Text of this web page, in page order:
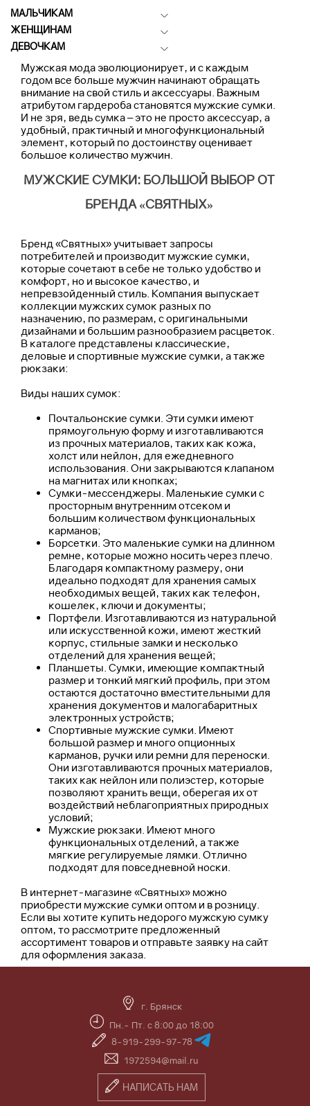
МАЛЬЧИКАМ
ЖЕНЩИНАМ
ДЕВОЧКАМ
Мужская мода эволюционирует, и с каждым
годом все больше мужчин начинают обращать
внимание на свой стиль и аксессуары. Важным
атрибутом гардероба становятся мужские сумки.
И не зря, ведь сумка – это не просто аксессуар, а
удобный, практичный и многофункциональный
элемент, который по достоинству оценивает
большое количество мужчин.
МУЖСКИЕ СУМКИ: БОЛЬШОЙ ВЫБОР ОТ
БРЕНДА «СВЯТНЫХ»
Бренд «Святных» учитывает запросы
потребителей и производит мужские сумки,
которые сочетают в себе не только удобство и
комфорт, но и высокое качество, и
непревзойденный стиль. Компания выпускает
коллекции мужских сумок разных по
назначению, по размерам, с оригинальными
дизайнами и большим разнообразием расцветок.
В каталоге представлены классические,
деловые и спортивные мужские сумки, а также
рюкзаки:
Виды наших сумок:
Почтальонские сумки. Эти сумки имеют
прямоугольную форму и изготавливаются
из прочных материалов, таких как кожа,
холст или нейлон, для ежедневного
использования. Они закрываются клапаном
на магнитах или кнопках;
Сумки-мессенджеры. Маленькие сумки с
просторным внутренним отсеком и
большим количеством функциональных
карманов;
Борсетки. Это маленькие сумки на длинном
ремне, которые можно носить через плечо.
Благодаря компактному размеру, они
идеально подходят для хранения самых
необходимых вещей, таких как телефон,
кошелек, ключи и документы;
Портфели. Изготавливаются из натуральной
или искусственной кожи, имеют жесткий
корпус, стильные замки и несколько
отделений для хранения вещей;
Планшеты. Сумки, имеющие компактный
размер и тонкий мягкий профиль, при этом
остаются достаточно вместительными для
хранения документов и малогабаритных
электронных устройств;
Спортивные мужские сумки. Имеют
большой размер и много опционных
карманов, ручки или ремни для переноски.
Они изготавливаются прочных материалов,
таких как нейлон или полиэстер, которые
позволяют хранить вещи, оберегая их от
воздействий неблагоприятных природных
условий;
Мужские рюкзаки. Имеют много
функциональных отделений, а также
мягкие регулируемые лямки. Отлично
подходят для повседневной носки.
В интернет-магазине «Святных» можно
приобрести мужские сумки оптом и в розницу.
Если вы хотите купить недорого мужскую сумку
оптом, то рассмотрите предложенный
ассортимент товаров и отправьте заявку на сайт
для оформления заказа.
г. Брянск
Пн.- Пт. с 8:00 до 18:00
8-919-299-97-78
1972594@mail.ru
НАПИСАТЬ НАМ